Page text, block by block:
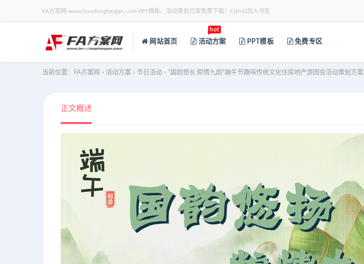
FA方案网-www.huodongfangan.com-PPT模板、活动策划方案免费下载！Ctrl+D加入书签
网站首页 活动方案
hot
PPT模板 免费专区
当前位置： FA方案网 > 活动方案 > 节日活动 > “国韵悠长 粽情九韵”端午节趣味传统文化住房地产游园会活动策划方案
正文概述